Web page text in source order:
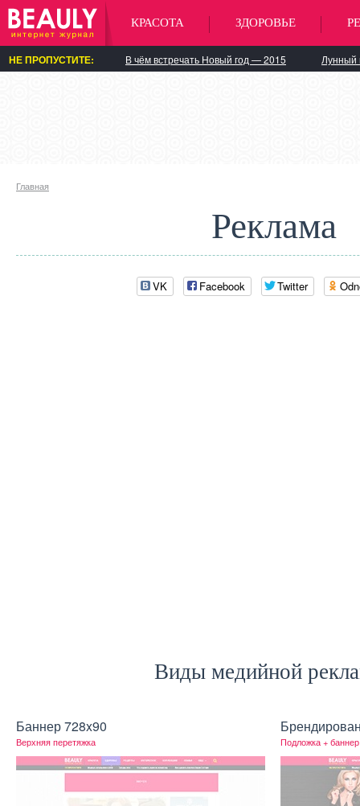
КРАСОТА ЗДОРОВЬЕ
НЕ ПРОПУСТИТЕ: В чём встречать Новый год — 2015 Лунный
Главная
Реклама
VK Facebook Twitter
Виды медийной
Баннер 728x90
Верхняя перетяжка Подложка +